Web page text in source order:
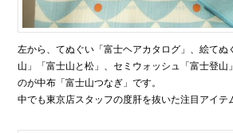
左から、てぬぐい「富士ヘアカタログ」、絵てぬ
山」「富士山と松」、セミウォッシュ「富士登山
のが中布「富士山つなぎ」です。
中でも東京店スタッフの度肝を抜いた注目アイテ